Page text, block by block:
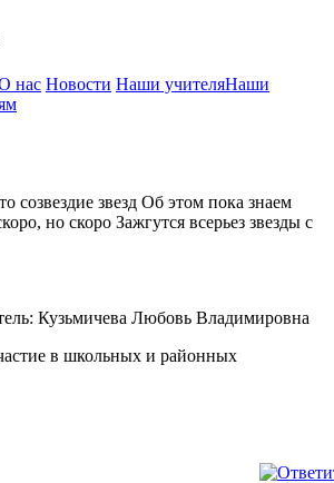
нас Новости Наши учителяНаши
созвездие звезд Об этом пока знаем
но скоро Зажгутся всерьез звезды с
Кузьмичева Любовь Владимировна
в школьных и районных